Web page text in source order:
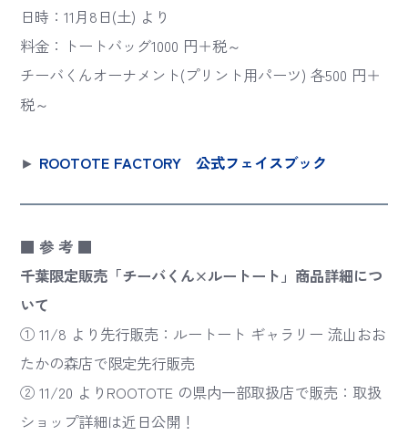
日時：11月8日(土) より
料金：トートバッグ1000 円＋税～
チーバくんオーナメント(プリント用パーツ) 各500 円＋
税～
► ROOTOTE FACTORY 公式フェイスブック
■ 参 考 ■
千葉限定販売「チーバくん×ルートート」商品詳細につ
いて
① 11/8 より先行販売：ルートート ギャラリー 流山おお
たかの森店で限定先行販売
② 11/20 よりROOTOTE の県内一部取扱店で販売：取扱
ショップ詳細は近日公開！